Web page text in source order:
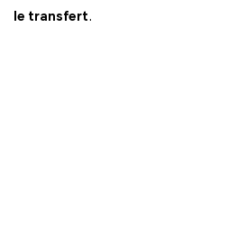
le transfert.